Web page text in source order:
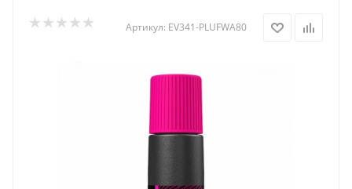
Артикул: EV341-PLUFWA80